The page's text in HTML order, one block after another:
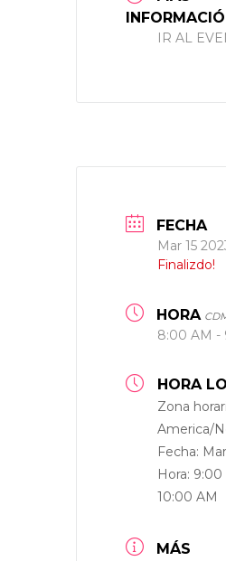
IR AL
FECHA
Mar 15
Finalizdo!
HORA
8:00 AM -
HORA
Zona
America/
Fecha:
Hora: 9:00
10:00 AM
MÁS